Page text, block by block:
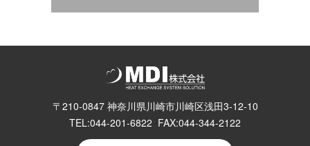
〒210-0847 神奈川県川崎市川崎区浅田3-12-10
TEL:044-201-6822 FAX:044-344-2122